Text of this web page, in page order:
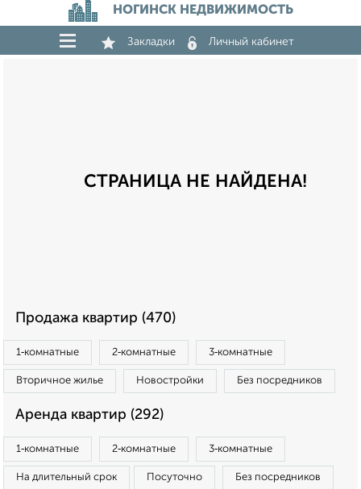
НОГИНСК НЕДВИЖИМОСТЬ
Закладки Личный кабинет
СТРАНИЦА НЕ НАЙДЕНА!
Продажа квартир (470)
1‑комнатные 2‑комнатные 3‑комнатные
Вторичное жилье Новостройки Без посредников
Аренда квартир (292)
1‑комнатные 2‑комнатные 3‑комнатные
На длительный срок Посуточно Без посредников